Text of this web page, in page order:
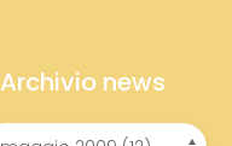
Archivio news